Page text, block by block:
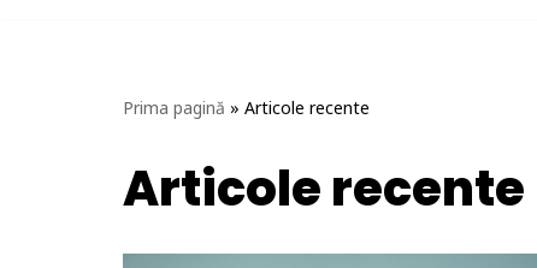
Prima pagină » Articole recente
Articole recente